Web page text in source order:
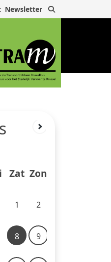
Newsletter
Zat Zon
1 2
8 9